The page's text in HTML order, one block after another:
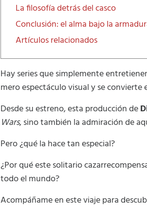
La filosofía detrás del casco
Conclusión: el alma bajo la
Artículos relacionados
Hay series que simplemente
mero espectáculo visual y se
Desde su estreno, esta producción de
Wars, sino también la admiración de
Pero ¿qué la hace tan especial?
¿Por qué este solitario
todo el mundo?
Acompáñame en este viaje para